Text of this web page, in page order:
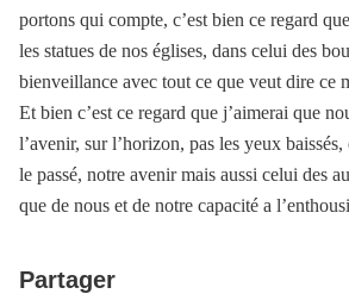
portons qui compte, c’est bien ce regard
les statues de nos églises, dans celui des
bienveillance avec tout ce que veut dire ce
Et bien c’est ce regard que j’aimerai que
l’avenir, sur l’horizon, pas les yeux
le passé, notre avenir mais aussi celui des
que de nous et de notre capacité a
Partager